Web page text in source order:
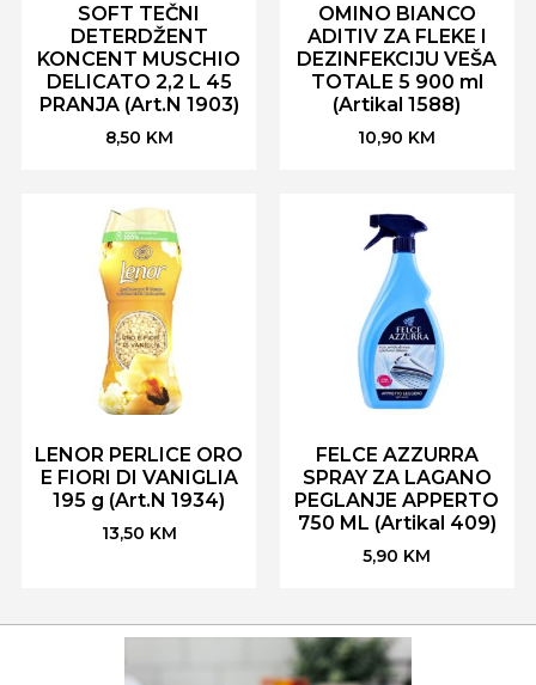
SOFT TEČNI
DETERDŽENT
KONCENT MUSCHIO
DELICATO 2,2 L 45
PRANJA (Art.N 1903)
8,50 KM
OMINO BIANCO
ADITIV ZA FLEKE I
DEZINFEKCIJU VEŠA
TOTALE 5 900 ml
(Artikal 1588)
10,90 KM
LENOR PERLICE ORO
E FIORI DI VANIGLIA
195 g (Art.N 1934)
13,50 KM
FELCE AZZURRA
SPRAY ZA LAGANO
PEGLANJE APPERTO
750 ML (Artikal 409)
5,90 KM